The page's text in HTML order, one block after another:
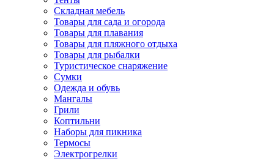
Складная мебель
Товары для сада и огорода
Товары для плавания
Товары для пляжного отдыха
Товары для рыбалки
Туристическое снаряжение
Сумки
Одежда и обувь
Мангалы
Грили
Коптильни
Наборы для пикника
Термосы
Электрогрелки